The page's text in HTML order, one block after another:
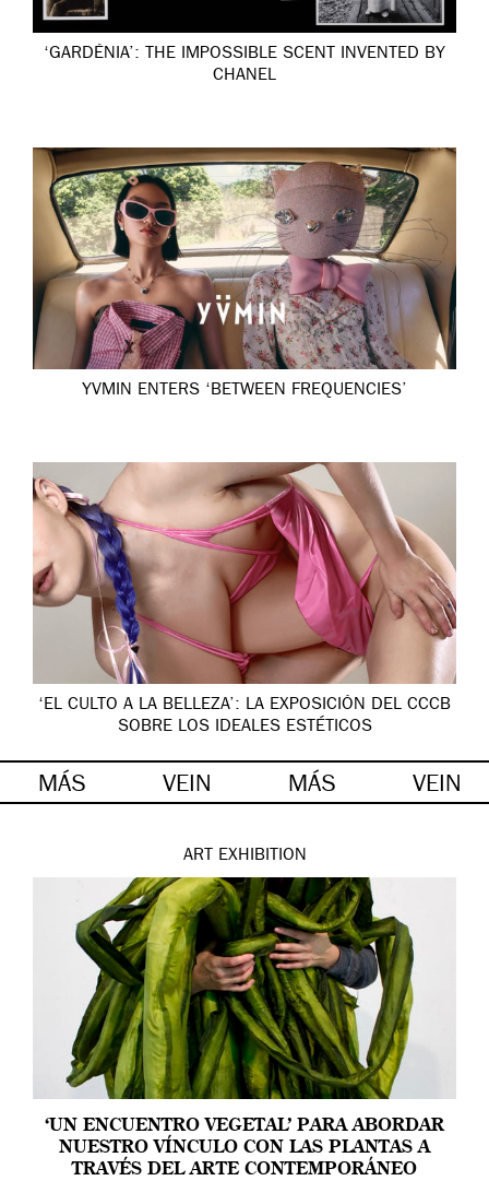
‘GARDÉNIA’: THE IMPOSSIBLE SCENT INVENTED BY
CHANEL
YVMIN ENTERS ‘BETWEEN FREQUENCIES’
‘EL CULTO A LA BELLEZA’: LA EXPOSICIÓN DEL CCCB
SOBRE LOS IDEALES ESTÉTICOS
MÁS VEIN MÁS VEIN
ART EXHIBITION
‘UN ENCUENTRO VEGETAL’ PARA ABORDAR
NUESTRO VÍNCULO CON LAS PLANTAS A
TRAVÉS DEL ARTE CONTEMPORÁNEO